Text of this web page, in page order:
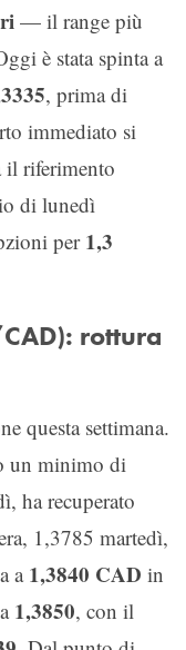
— il range più
è stata spinta a
, prima di
immediato si
il riferimento
di lunedì
per 1,3
rottura
questa settimana.
un minimo di
ha recuperato
1,3785 martedì,
a 1,3840 CAD in
1,3850, con il